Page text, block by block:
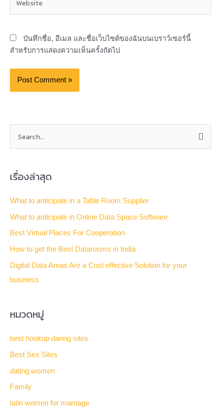
บันทึกชื่อ, อีเมล และชื่อเว็บไซต์ของฉันบนเบราว์เซอร์นี้
สำหรับการแสดงความเห็นครั้งถัดไป
r
c
r
:
เรื่องล่าสุด
What to anticipate in a Table Room Supplier
What to anticipate in Online Data Space Software
Best Virtual Places For Cooperation
How to get the Best Datarooms in India
Digital Data Areas Are a Cost effective Solution for your
business
หมวดหมู่
best hookup daring sites
Best Sex Sites
dating women
Family
latin women for marriage